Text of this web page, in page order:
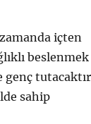
içten
beslenmek
genç
sahip